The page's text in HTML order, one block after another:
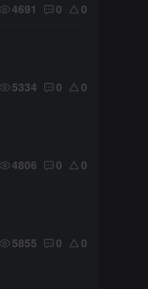
4691 0 0
5334 0 0
4806 0 0
5855 0 0